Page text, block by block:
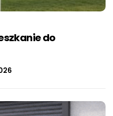
do